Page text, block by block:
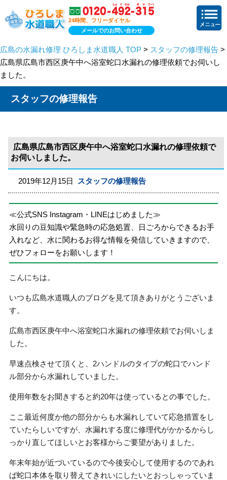
24時間、フリーダイヤル
メールでのお問い合わせ
広島の水漏れ修理 ひろしま水道職人 TOP > スタッフの修理報告 >
広島県広島市西区庚午中へ浴室蛇口水漏れの修理依頼でお伺いし
ました。
スタッフの修理報告
広島県広島市西区庚午中へ浴室蛇口水漏れの修理依頼で
お伺いしました。
2019年12月15日 スタッフの修理報告
≪公式SNS Instagram・LINEはじめました≫
水回りの豆知識や緊急時の応急処置、日ごろからできるお手
入れなど、水に関わるお得な情報を発信していきますので、
ぜひフォローをお願いします！
こんにちは。
いつも広島水道職人のブログを見て頂きありがとうございま
す。
広島市西区庚午中へ浴室蛇口水漏れの修理依頼でお伺いしま
した。
早速点検させて頂くと、2ハンドルのタイプの蛇口でハンド
ル部分から水漏れしていました。
使用年数をお聞きすると約20年は使っているとの事でした。
ここ最近何度か他の部分からも水漏れしていて応急措置をし
ていたらしいですが、水漏れする度に修理代がかかるからし
っかり直してほしいとお客様からご要望がありました。
年末年始が近づいているので今後安心して使用するのであれ
ば蛇口本体を取り替えてきれいにしたいとおっしゃっていま